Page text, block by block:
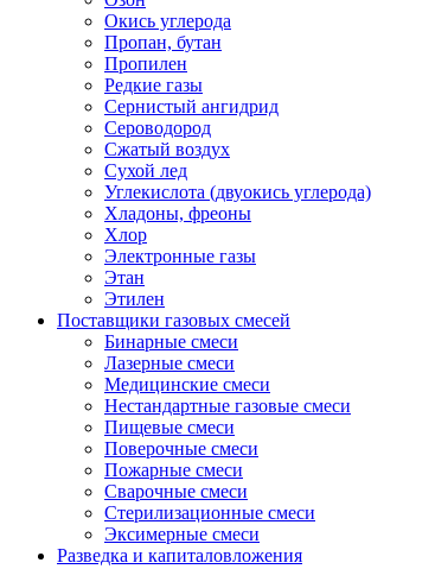
Окись углерода
Пропан, бутан
Пропилен
Редкие газы
Сернистый ангидрид
Сероводород
Сжатый воздух
Сухой лед
Углекислота (двуокись углерода)
Хладоны, фреоны
Хлор
Электронные газы
Этан
Этилен
Поставщики газовых смесей
Бинарные смеси
Лазерные смеси
Медицинские смеси
Нестандартные газовые смеси
Пищевые смеси
Поверочные смеси
Пожарные смеси
Сварочные смеси
Стерилизационные смеси
Эксимерные смеси
Разведка и капиталовложения